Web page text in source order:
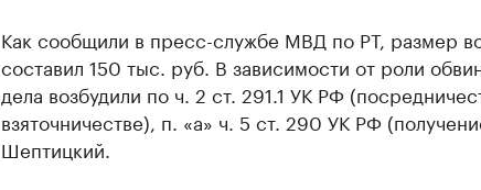
Как сообщили в пресс-службе МВД по РТ, размер
составил 150 тыс. руб. В зависимости от роли
дела возбудили по ч. 2 ст. 291.1 УК РФ
взяточничестве), п. «а» ч. 5 ст. 290 УК РФ
Шептицкий.